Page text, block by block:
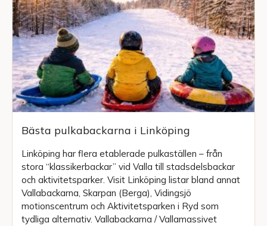
Bästa pulkabackarna i Linköping
Linköping har flera etablerade pulkaställen – från
stora “klassikerbackar” vid Valla till stadsdelsbackar
och aktivitetsparker. Visit Linköping listar bland annat
Vallabackarna, Skarpan (Berga), Vidingsjö
motionscentrum och Aktivitetsparken i Ryd som
tydliga alternativ. Vallabackarna / Vallamassivet